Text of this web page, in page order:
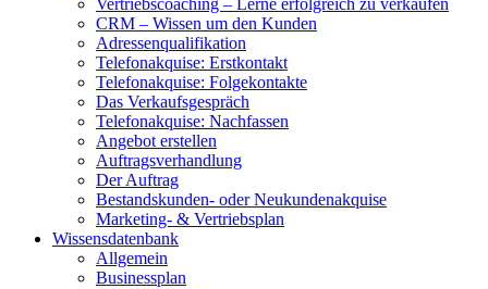
Vertriebscoaching – Lerne erfolgreich zu verkaufen
CRM – Wissen um den Kunden
Adressenqualifikation
Telefonakquise: Erstkontakt
Telefonakquise: Folgekontakte
Das Verkaufsgespräch
Telefonakquise: Nachfassen
Angebot erstellen
Auftragsverhandlung
Der Auftrag
Bestandskunden- oder Neukundenakquise
Marketing- & Vertriebsplan
Wissensdatenbank
Allgemein
Businessplan